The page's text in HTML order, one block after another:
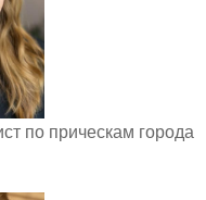
по прическам города